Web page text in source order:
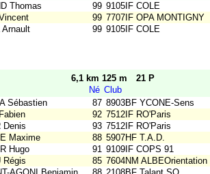
Thomas 99 9105IF COLE
99 7707IF OPA MONTIGNY
Arnault 99 9105IF COLE
6,1 km 125 m
21 P
Né Club
Sébastien 87 8903BF YCONE-Sens
92 7512IF RO'Paris
Denis 93 7512IF RO'Paris
Maxime 88 5907HF T.A.D.
Hugo 91 9109IF COPS 91
Régis 85 7604NM ALBEOrientation